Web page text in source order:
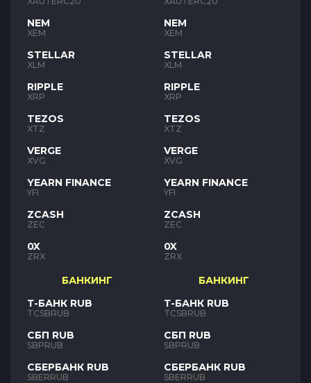
NEM
XEM
STELLAR
XLM
RIPPLE
XRP
TEZOS
XTZ
VERGE
XVG
YEARN FINANCE
YFI
ZCASH
ZEC
0X
ZRX
БАНКИНГ
Т-БАНК RUB
TCSBRUB
СБП RUB
SBPRUB
СБЕРБАНК RUB
SBERRUB
NEM
XEM
STELLAR
XLM
RIPPLE
XRP
TEZOS
XTZ
VERGE
XVG
YEARN FINANCE
YFI
ZCASH
ZEC
0X
ZRX
БАНКИНГ
Т-БАНК RUB
TCSBRUB
СБП RUB
SBPRUB
СБЕРБАНК RUB
SBERRUB